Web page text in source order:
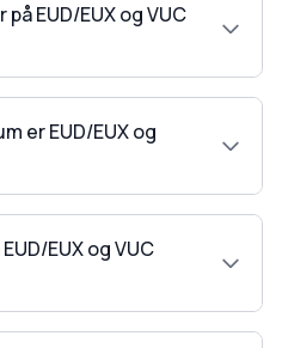
EUD/EUX og VUC
er EUD/EUX og
EUX og VUC